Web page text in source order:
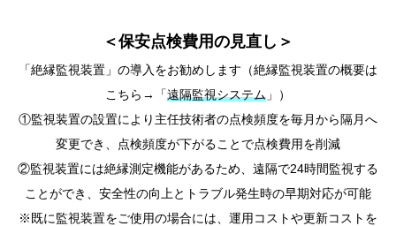
＜保安点検費用の見直し＞
「絶縁監視装置」の導入をお勧めします（絶縁監視装置の概要は
こちら→「遠隔監視システム 」）
①監視装置の設置により主任技術者の点検頻度を毎月から隔月へ
変更でき、点検頻度が下がることで点検費用を削減
②監視装置には絶縁測定機能があるため、遠隔で24時間監視する
ことができ、安全性の向上とトラブル発生時の早期対応が可能
※既に監視装置をご使用の場合には、運用コストや更新コストを